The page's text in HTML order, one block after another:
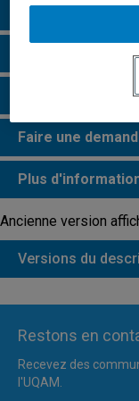
Particularités
Perspectives
Remarques et
Faire une
Plus
Ancienne version
Versions du
Restons en
Recevez des
l'UQAM.